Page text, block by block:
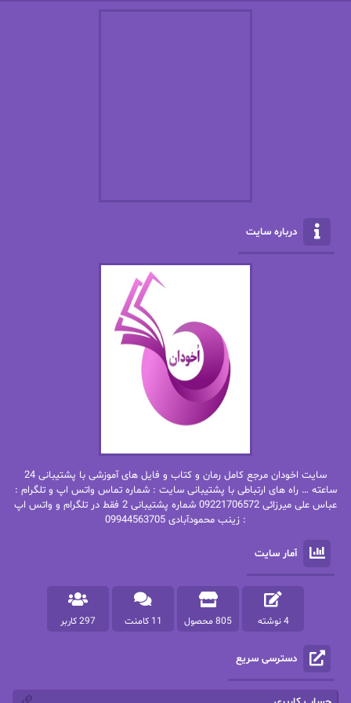
الناز محمدی
امیر فرهی
باران
بهار سلطانی
بهاره شیرازی
بهاره.م
بیتا فرخی
پاتریشیا ویلسون پرتو فرهمند
پرستو اسحقی
پرستو مهاجر
پرهام رسولی
پروانه قدیمی پروانه محمدی
پریسا شکور(طوفان خاموش)
درباره سایت
سایت اخودان مرجع کامل رمان و کتاب و فایل های آموزشی با پشتیبانی 24
ساعته … راه های ارتباطی با پشتیبانی سایت : شماره تماس واتس اپ و تلگرام :
عباس علی میرزائی 09221706572 شماره پشتیبانی 2 فقط در تلگرام و واتس اپ
: زینب محمودآبادی 09944563705
آمار سایت
4 نوشته 805 محصول 11 کامنت 297 کاربر
دسترسی سریع